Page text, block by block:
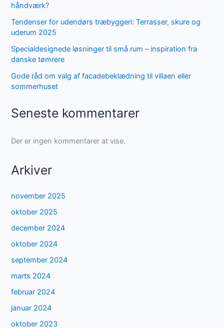
håndværk?
Tendenser for udendørs træbyggeri: Terrasser, skure og
uderum 2025
Specialdesignede løsninger til små rum – inspiration fra
danske tømrere
Gode råd om valg af facadebeklædning til villaen eller
sommerhuset
Seneste kommentarer
Der er ingen kommentarer at vise.
Arkiver
november 2025
oktober 2025
december 2024
oktober 2024
september 2024
marts 2024
februar 2024
januar 2024
oktober 2023